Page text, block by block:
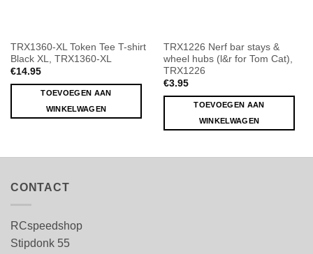
TRX1360-XL Token Tee T-shirt
Black XL, TRX1360-XL
€14.95
TOEVOEGEN AAN
WINKELWAGEN
TRX1226 Nerf bar stays &
wheel hubs (l&r for Tom Cat),
TRX1226
€3.95
TOEVOEGEN AAN
WINKELWAGEN
CONTACT
RCspeedshop
Stipdonk 55